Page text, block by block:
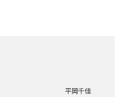
平岡千佳